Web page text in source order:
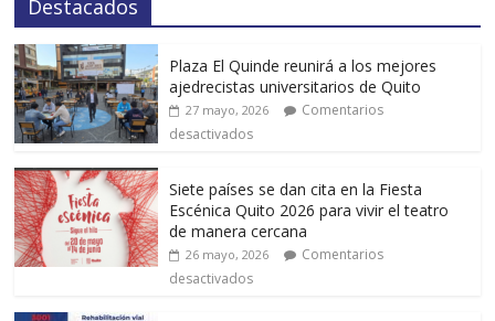
Destacados
Plaza El Quinde reunirá a los mejores
ajedrecistas universitarios de Quito
27 mayo, 2026
Comentarios
desactivados
Siete países se dan cita en la Fiesta
Escénica Quito 2026 para vivir el teatro
de manera cercana
26 mayo, 2026
Comentarios
desactivados